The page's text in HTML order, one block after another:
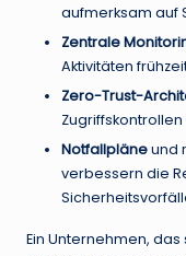
aufmerksam auf
Zentrale
Aktivitäten
Zero-Trust-
Notfallpläneund
verbessern die
Ein Unternehmen,